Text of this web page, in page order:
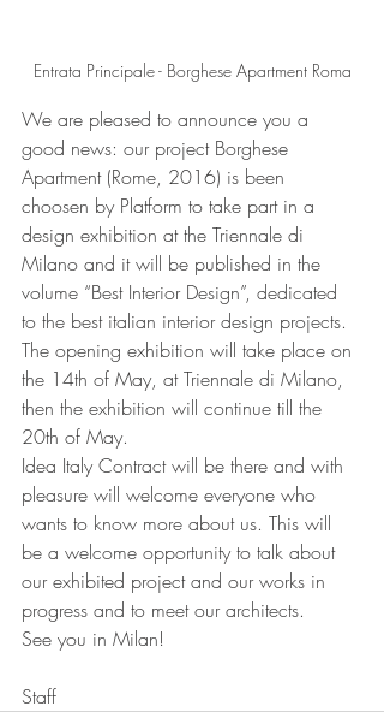
Entrata Principale - Borghese Apartment Roma
We are pleased to announce you a
good news: our project Borghese
Apartment (Rome, 2016) is been
choosen by Platform to take part in a
design exhibition at the Triennale di
Milano and it will be published in the
volume “Best Interior Design”, dedicated
to the best italian interior design projects.
The opening exhibition will take place on
the 14th of May, at Triennale di Milano,
then the exhibition will continue till the
20th of May.
Idea Italy Contract will be there and with
pleasure will welcome everyone who
wants to know more about us. This will
be a welcome opportunity to talk about
our exhibited project and our works in
progress and to meet our architects.
See you in Milan!
Staff